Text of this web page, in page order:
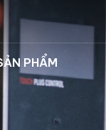
PHẨM
(MÁY GIẶT BỆNH